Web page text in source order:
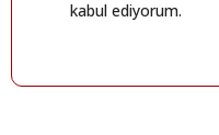
kabul ediyorum.